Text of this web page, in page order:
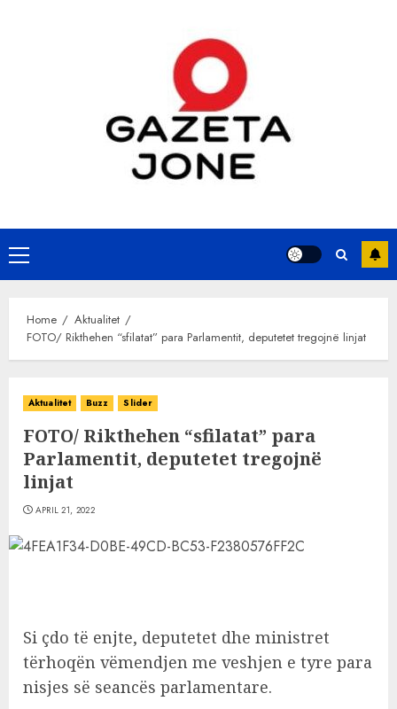
Primary
Menu
Home
Aktualitet
FOTO/ Rikthehen “sfilatat” para Parlamentit, deputetet tregojnë linjat
Aktualitet Buzz Slider
FOTO/ Rikthehen “sfilatat” para
Parlamentit, deputetet tregojnë
linjat
APRIL 21, 2022
Si çdo të enjte, deputetet dhe ministret
tërhoqën vëmendjen me veshjen e tyre para
nisjes së seancës parlamentare.